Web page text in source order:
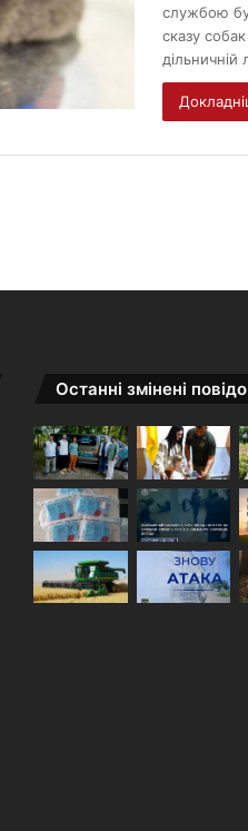
службою
сказу
дільничній
Останні змінені